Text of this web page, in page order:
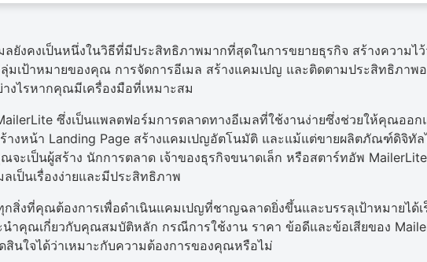
ลยังคงเป็นหนึ่งในวิธีที่มีประสิทธิภาพมากที่สุดในการขยายธุรกิจ สร้างความไว้
มเป้าหมายของคุณ การจัดการอีเมล สร้างแคมเปญ และติดตามประสิทธิภาพอ
งไรหากคุณมีเครื่องมือที่เหมาะสม
ซึ่งเป็นแพลตฟอร์มการตลาดทางอีเมลที่ใช้งานง่ายซึ่งช่วยให้คุณออก
างหน้า Landing Page สร้างแคมเปญอัตโนมัติ และแม้แต่ขายผลิตภัณฑ์ดิจิทั
จะเป็นผู้สร้าง นักการตลาด เจ้าของธุรกิจขนาดเล็ก หรือสตาร์ทอัพ
ลเป็นเรื่องง่ายและมีประสิทธิภาพ
สิ่งที่คุณต้องการเพื่อดำเนินแคมเปญที่ชาญฉลาดยิ่งขึ้นและบรรลุเป้าหมายได้
นำคุณเกี่ยวกับคุณสมบัติหลัก กรณีการใช้งาน ราคา ข้อดีและข้อเสียของ
นใจได้ว่าเหมาะกับความต้องการของคุณหรือไม่